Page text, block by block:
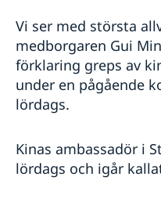
Arrangemang för
Vi ser med största
medborgaren Gui
förklaring greps av
under en pågående
lördags.
Kinas ambassadör i
lördags och igår